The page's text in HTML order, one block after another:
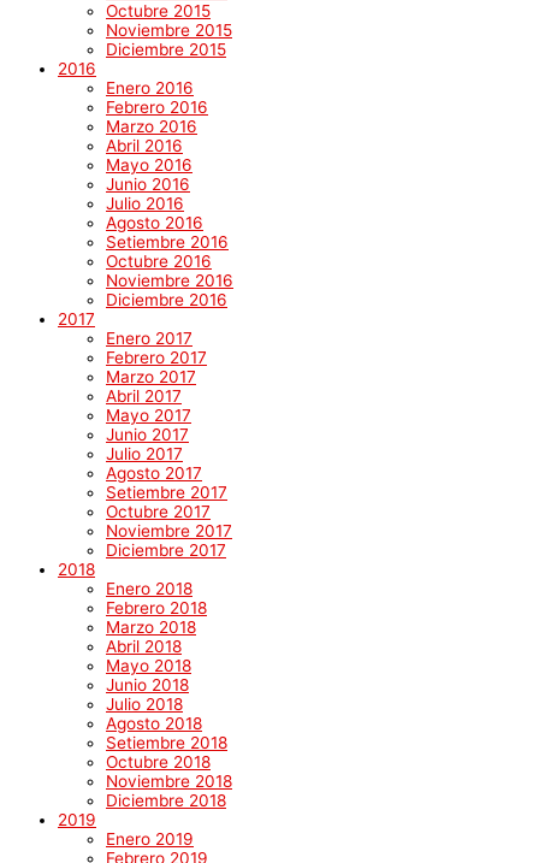
Octubre 2015
Noviembre 2015
Diciembre 2015
2016
Enero 2016
Febrero 2016
Marzo 2016
Abril 2016
Mayo 2016
Junio 2016
Julio 2016
Agosto 2016
Setiembre 2016
Octubre 2016
Noviembre 2016
Diciembre 2016
2017
Enero 2017
Febrero 2017
Marzo 2017
Abril 2017
Mayo 2017
Junio 2017
Julio 2017
Agosto 2017
Setiembre 2017
Octubre 2017
Noviembre 2017
Diciembre 2017
2018
Enero 2018
Febrero 2018
Marzo 2018
Abril 2018
Mayo 2018
Junio 2018
Julio 2018
Agosto 2018
Setiembre 2018
Octubre 2018
Noviembre 2018
Diciembre 2018
2019
Enero 2019
Febrero 2019